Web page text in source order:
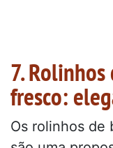
7.
fresco:
Os rolinhos de